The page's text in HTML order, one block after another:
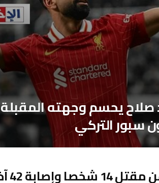
يحسم وجهته
سبور التركي
42 آخرين